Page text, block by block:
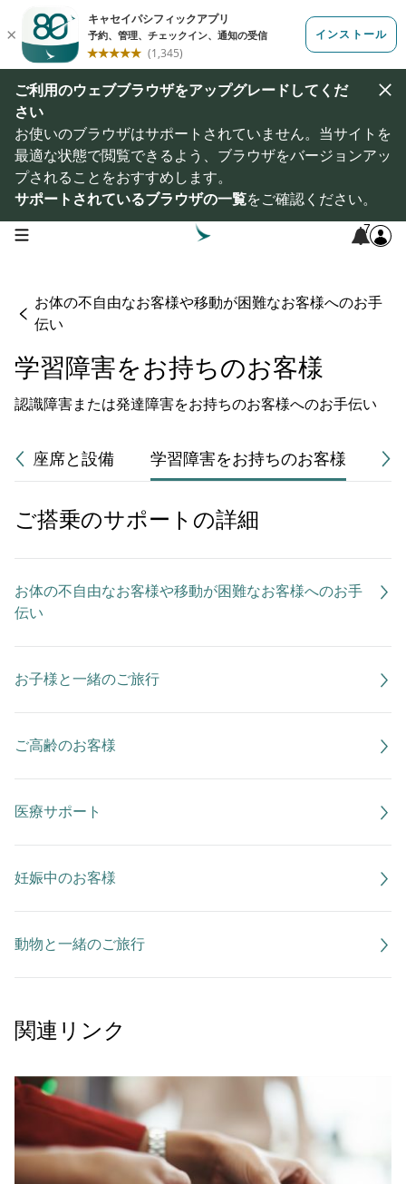
ご利用のウェブブラウザをアップグレードしてくだ
さい
お使いのブラウザはサポートされていません。当サイトを
最適な状態で閲覧できるよう、ブラウザをバージョンアッ
プされることをおすすめします。
サポートされているブラウザの一覧をご確認ください。
open navigation menu 7
お体の不自由なお客様や移動が困難なお客様へのお手
伝い
学習障害をお持ちのお客様
認識障害または発達障害をお持ちのお客様へのお手伝い
座席と設備 学習障害をお持ちのお客様 付
ご搭乗のサポートの詳細
お体の不自由なお客様や移動が困難なお客様へのお手
伝い
お子様と一緒のご旅行
ご高齢のお客様
医療サポート
妊娠中のお客様
動物と一緒のご旅行
関連リンク